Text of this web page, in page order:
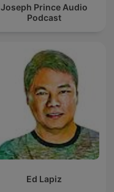
Joseph Prince Audio
Podcast
Ed Lapiz